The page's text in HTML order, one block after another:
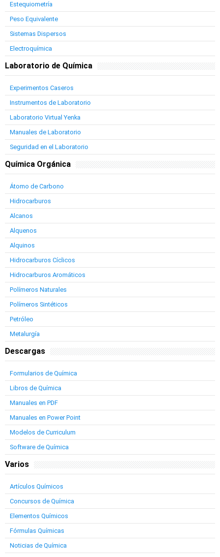
Estequiometría
Peso Equivalente
Sistemas Dispersos
Electroquímica
Laboratorio de Química
Experimentos Caseros
Instrumentos de Laboratorio
Laboratorio Virtual Yenka
Manuales de Laboratorio
Seguridad en el Laboratorio
Química Orgánica
Átomo de Carbono
Hidrocarburos
Alcanos
Alquenos
Alquinos
Hidrocarburos Cíclicos
Hidrocarburos Aromáticos
Polímeros Naturales
Polímeros Sintéticos
Petróleo
Metalurgía
Descargas
Formularios de Química
Libros de Química
Manuales en PDF
Manuales en Power Point
Modelos de Curriculum
Software de Química
Varios
Artículos Químicos
Concursos de Química
Elementos Químicos
Fórmulas Químicas
Noticias de Química